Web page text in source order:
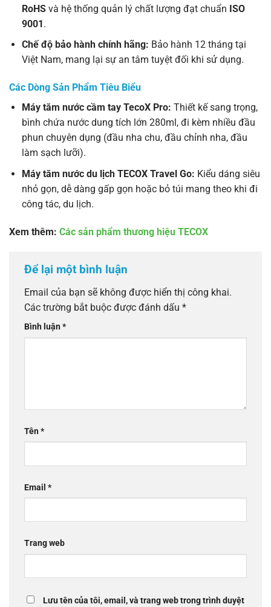
RoHSvà hệ thống quản lý chất lượng đạt chuẩn ISO
9001.
Chế độ bảo hành chính hãng: Bảo hành 12 tháng tại
Việt Nam, mang lại sự an tâm tuyệt đối khi sử dụng.
Các Dòng Sản Phẩm Tiêu Biểu
Máy tăm nước cầm tay TecoX Pro: Thiết kế sang trọng,
bình chứa nước dung tích lớn 280ml, đi kèm nhiều đầu
phun chuyên dụng (đầu nha chu, đầu chỉnh nha, đầu
làm sạch lưỡi).
Máy tăm nước du lịch TECOX Travel Go: Kiểu dáng siêu
nhỏ gọn, dễ dàng gấp gọn hoặc bỏ túi mang theo khi đi
công tác, du lịch.
Xem thêm: Các sản phẩm thương hiệu TECOX
Để lại một bình luận
Email của bạn sẽ không được hiển thị công khai.
Các trường bắt buộc được đánh dấu *
Bình luận*
Tên*
Email *
Trang web
Lưu tên của tôi, email, và trang web trong trình duyệt